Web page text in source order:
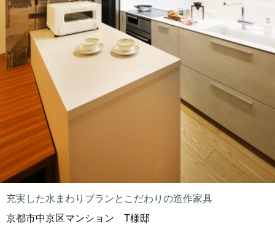
充実した水まわりプランとこだわりの造作家具
京都市中京区マンション T様邸